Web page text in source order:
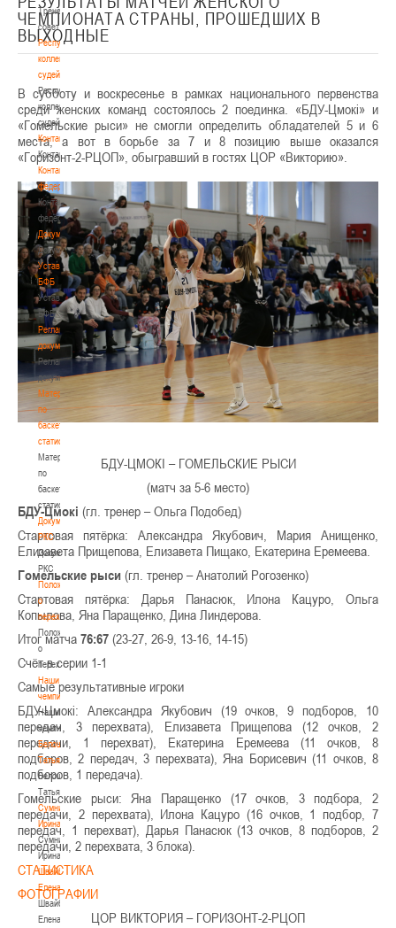
Тренерский
совет
Республиканская
коллегия
судей
Республиканская
коллегия
судей
Контакты
Контакты
Контакты
федерации
Контакты
федерации
Документы
Документы
Устав
БФБ
Устав
БФБ
Регламентирующие
документы
Регламентирующие
документы
Материалы
по
баскетбольной
статистике
Материалы
по
баскетбольной
статистике
Документы
РКС
Документы
РКС
Положение
о
переходах
Положение
о
переходах
Наши
чемпионы
Наши
чемпионы
Белошапко
Татьяна
Белошапко
Татьяна
Сумникова
Ирина
Сумникова
Ирина
Швайбович
Елена
Швайбович
Елена
ЧЕМПИОНАТА СТРАНЫ, ПРОШЕДШИХ В
ВЫХОДНЫЕ
В субботу и воскресенье в рамках национального первенства
среди женских команд состоялось 2 поединка. «БДУ-Цмокі» и
«Гомельские рыси» не смогли определить обладателей 5 и 6
места, а вот в борьбе за 7 и 8 позицию выше оказался
«Горизонт-2-РЦОП», обыгравший в гостях ЦОР «Викторию».
БДУ-ЦМОКІ – ГОМЕЛЬСКИЕ РЫСИ
(матч за 5-6 место)
БДУ-Цмокі (гл. тренер – Ольга Подобед)
Стартовая пятёрка: Александра Якубович, Мария Анищенко,
Елизавета Прищепова, Елизавета Пищако, Екатерина Еремеева.
Гомельские рыси (гл. тренер – Анатолий Рогозенко)
Стартовая пятёрка: Дарья Панасюк, Илона Кацуро, Ольга
Копылова, Яна Паращенко, Дина Линдерова.
Итог матча 76:67 (23-27, 26-9, 13-16, 14-15)
Счёт в серии 1-1
Самые результативные игроки
БДУ-Цмокі: Александра Якубович (19 очков, 9 подборов, 10
передач, 3 перехвата), Елизавета Прищепова (12 очков, 2
передачи, 1 перехват), Екатерина Еремеева (11 очков, 8
подборов, 2 передач, 3 перехвата), Яна Борисевич (11 очков, 8
подборов, 1 передача).
Гомельские рыси: Яна Паращенко (17 очков, 3 подбора, 2
передачи, 2 перехвата), Илона Кацуро (16 очков, 1 подбор, 7
передач, 1 перехват), Дарья Панасюк (13 очков, 8 подборов, 2
передачи, 2 перехвата, 3 блока).
СТАТИСТИКА
ФОТОГРАФИИ
ЦОР ВИКТОРИЯ – ГОРИЗОНТ-2-РЦОП